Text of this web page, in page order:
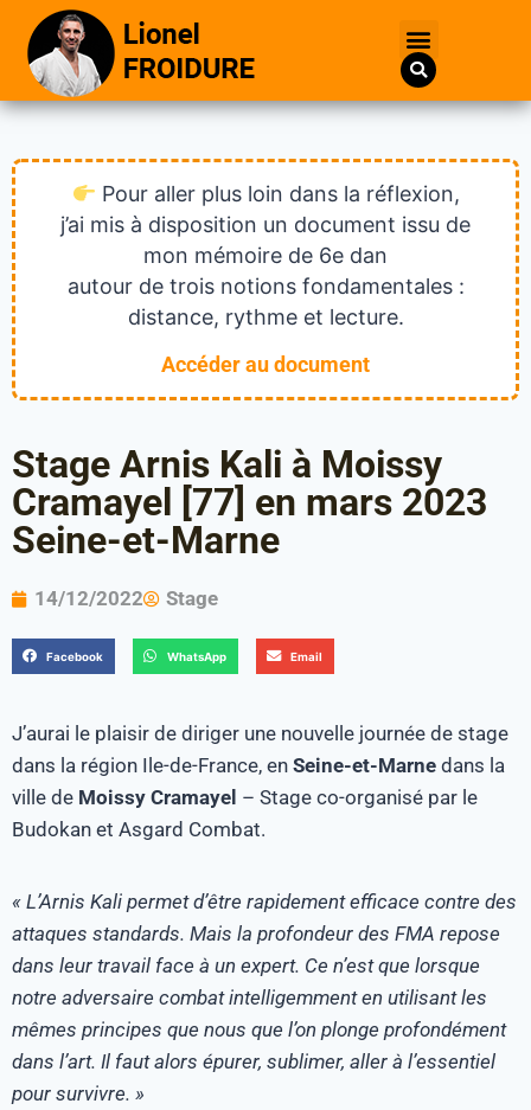
Pour aller plus loin dans la réflexion,
j’ai mis à disposition un document issu de
mon mémoire de 6e dan
autour de trois notions fondamentales :
distance, rythme et lecture.
Accéder au document
Stage Arnis Kali à Moissy
Cramayel [77] en mars 2023
Seine-et-Marne
14/12/2022 Stage
Facebook WhatsApp Email
J’aurai le plaisir de diriger une nouvelle journée de stage
dans la région Ile-de-France, en Seine-et-Marne dans la
ville de Moissy Cramayel – Stage co-organisé par le
Budokan et Asgard Combat.
« L’Arnis Kali permet d’être rapidement efficace contre des
attaques standards. Mais la profondeur des FMA repose
dans leur travail face à un expert. Ce n’est que lorsque
notre adversaire combat intelligemment en utilisant les
mêmes principes que nous que l’on plonge profondément
dans l’art. Il faut alors épurer, sublimer, aller à l’essentiel
pour survivre. »